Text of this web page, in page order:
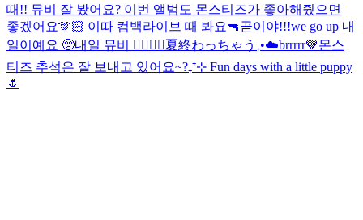
때!! 뮤비 잘 봤어요? 이번 앨범도 몬스티즈가 좋아해줬으면
좋겠어요🫶🏻 이따 컴백라이브 때 봐요🔫곧이야!!!we go up 내
일이예요 🥺내일 뮤비 ❤️‍🔥❤️‍🔥夏終わっちゃう₊•☁️brrrrr🤎몬스
티즈 추석은 잘 보내고 있어요~?₊⁺⊹ Fun days with a little puppy
🌷